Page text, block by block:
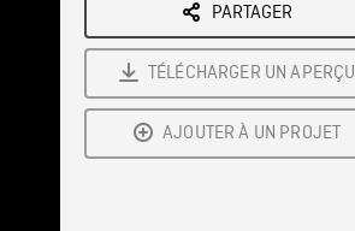
PARTAGER
TÉLÉCHARGER UN APERÇU
AJOUTER À UN PROJET